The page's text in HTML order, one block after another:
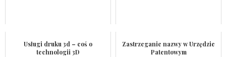
Usługi druku 3d – coś o
technologii 3D
Zastrzeganie nazwy w Urzędzie
Patentowym